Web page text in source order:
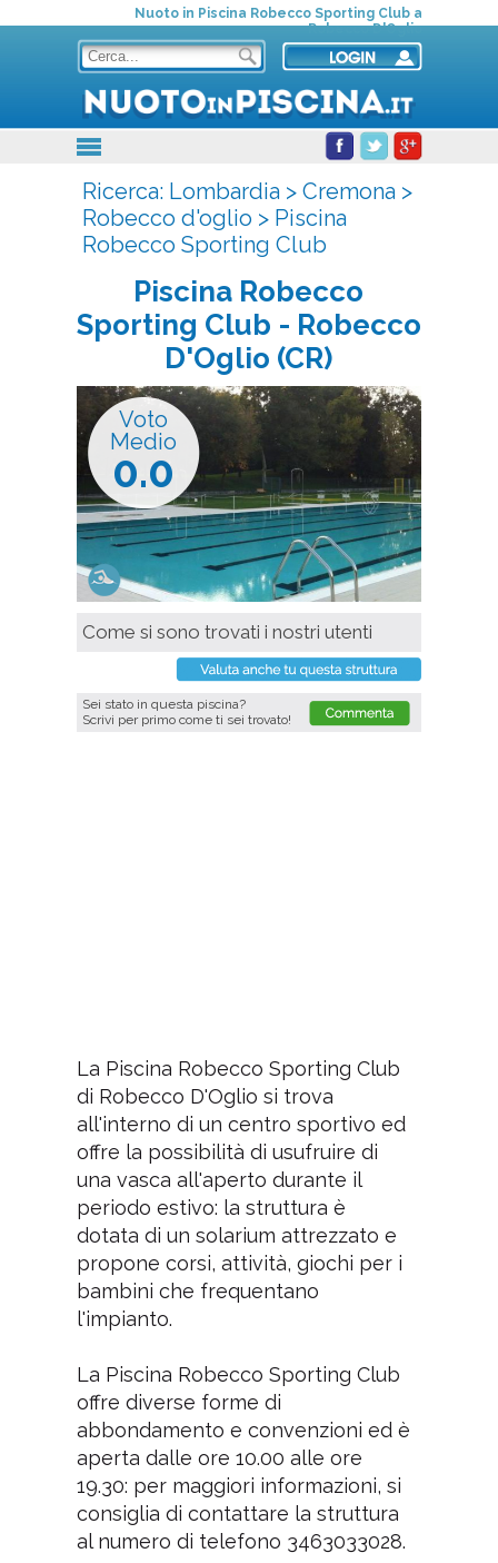
Nuoto in Piscina Robecco Sporting Club a
Robecco D'Oglio
Ricerca: Lombardia> Cremona>
Robecco d'oglio > Piscina
Robecco Sporting Club
Piscina Robecco
Sporting Club - Robecco
D'Oglio (CR)
Voto
Medio
0.0
Come si sono trovati i nostri utenti
Sei stato in questa piscina?
Scrivi per primo come ti sei trovato!
La Piscina Robecco Sporting Club
di Robecco D'Oglio si trova
all'interno di un centro sportivo ed
offre la possibilità di usufruire di
una vasca all'aperto durante il
periodo estivo: la struttura è
dotata di un solarium attrezzato e
propone corsi, attività, giochi per i
bambini che frequentano
l'impianto.
La Piscina Robecco Sporting Club
offre diverse forme di
abbondamento e convenzioni ed è
aperta dalle ore 10.00 alle ore
19.30: per maggiori informazioni, si
consiglia di contattare la struttura
al numero di telefono 3463033028.